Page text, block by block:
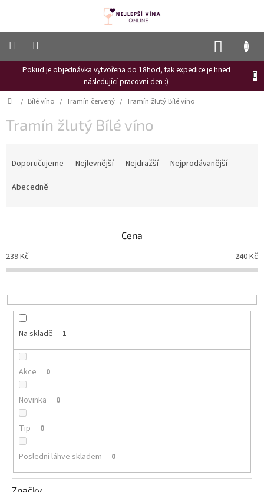
Pokud je objednávka vytvořena do 18hod, tak expedice je hned
následující pracovní den :)
Frizzante
Růžové
víno
Hroznový
Naši
vinaři
Vinné
Červené
k
vínu
Akční
nabídka
Dárkové
poukazy
Získat
Blog
a
Svatomartinské
Domů
/ Bílé víno / Tramín červený / Tramín žlutý Bílé víno
Tramín žlutý Bílé víno
o
d
k
t
Doporučujeme Nejlevnější Nejdražší
Nejprodávanější
Abecedně
Cena
239Kč 240Kč
Na skladě 1
Akce 0
Novinka 0
Tip 0
Poslední láhve skladem 0